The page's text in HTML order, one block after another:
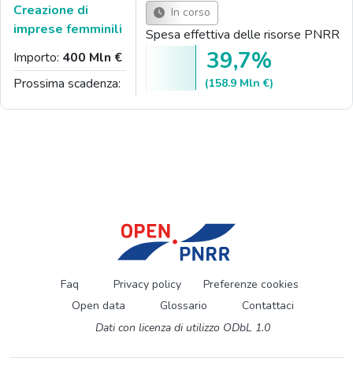
Creazione di
imprese femminili
Importo: 400 Mln €
Prossima scadenza:
In corso
Spesa effettiva delle risorse PNRR
39,7%
(158.9 Mln €)
Faq Privacy policy
Preferenze cookies
Open data
Glossario
Contattaci
Dati con licenza di utilizzo ODbL 1.0